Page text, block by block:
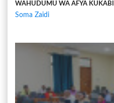
WAHUDUMU WA AFYA
Soma Zaidi